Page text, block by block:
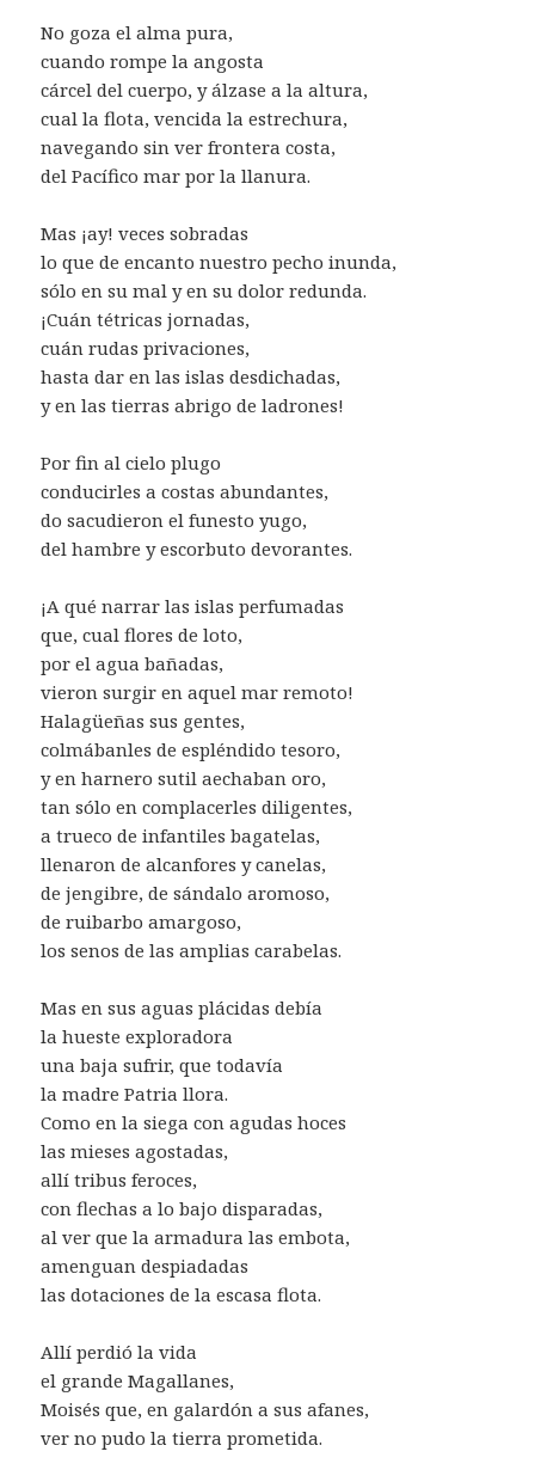
No goza el alma pura,
cuando rompe la angosta
cárcel del cuerpo, y álzase a la altura,
cual la flota, vencida la estrechura,
navegando sin ver frontera costa,
del Pacífico mar por la llanura.
Mas ¡ay! veces sobradas
lo que de encanto nuestro pecho inunda,
sólo en su mal y en su dolor redunda.
¡Cuán tétricas jornadas,
cuán rudas privaciones,
hasta dar en las islas desdichadas,
y en las tierras abrigo de ladrones!
Por fin al cielo plugo
conducirles a costas abundantes,
do sacudieron el funesto yugo,
del hambre y escorbuto devorantes.
¡A qué narrar las islas perfumadas
que, cual flores de loto,
por el agua bañadas,
vieron surgir en aquel mar remoto!
Halagüeñas sus gentes,
colmábanles de espléndido tesoro,
y en harnero sutil aechaban oro,
tan sólo en complacerles diligentes,
a trueco de infantiles bagatelas,
llenaron de alcanfores y canelas,
de jengibre, de sándalo aromoso,
de ruibarbo amargoso,
los senos de las amplias carabelas.
Mas en sus aguas plácidas debía
la hueste exploradora
una baja sufrir, que todavía
la madre Patria llora.
Como en la siega con agudas hoces
las mieses agostadas,
allí tribus feroces,
con flechas a lo bajo disparadas,
al ver que la armadura las embota,
amenguan despiadadas
las dotaciones de la escasa flota.
Allí perdió la vida
el grande Magallanes,
Moisés que, en galardón a sus afanes,
ver no pudo la tierra prometida.